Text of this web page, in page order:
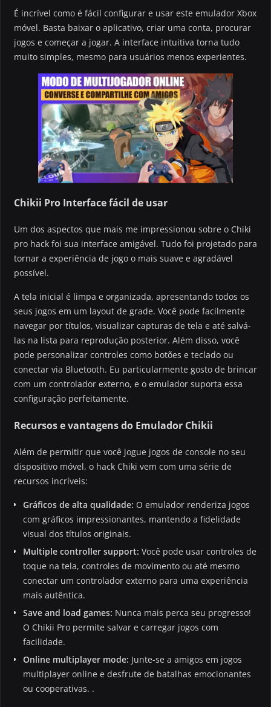
É incrível como é fácil configurar e usar este emulador Xbox
móvel. Basta baixar o aplicativo, criar uma conta, procurar
jogos e começar a jogar. A interface intuitiva torna tudo
muito simples, mesmo para usuários menos experientes.
Chikii Pro Interface fácil de usar
Um dos aspectos que mais me impressionou sobre o Chiki
pro hack foi sua interface amigável. Tudo foi projetado para
tornar a experiência de jogo o mais suave e agradável
possível.
A tela inicial é limpa e organizada, apresentando todos os
seus jogos em um layout de grade. Você pode facilmente
navegar por títulos, visualizar capturas de tela e até salvá-
las na lista para reprodução posterior. Além disso, você
pode personalizar controles como botões e teclado ou
conectar via Bluetooth. Eu particularmente gosto de brincar
com um controlador externo, e o emulador suporta essa
configuração perfeitamente.
Recursos e vantagens do Emulador Chikii
Além de permitir que você jogue jogos de console no seu
dispositivo móvel, o hack Chiki vem com uma série de
recursos incríveis:
Gráficos de alta qualidade: O emulador renderiza jogos
com gráficos impressionantes, mantendo a fidelidade
visual dos títulos originais.
Multiple controller support: Você pode usar controles de
toque na tela, controles de movimento ou até mesmo
conectar um controlador externo para uma experiência
mais autêntica.
Save and load games: Nunca mais perca seu progresso!
O Chikii Pro permite salvar e carregar jogos com
facilidade.
Online multiplayer mode: Junte-se a amigos em jogos
multiplayer online e desfrute de batalhas emocionantes
ou cooperativas. .